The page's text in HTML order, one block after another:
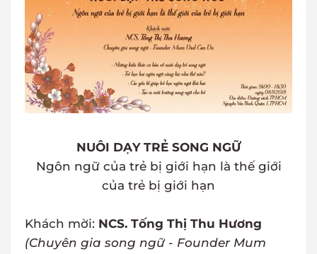
NUÔI DẠY TRẺ SONG NGỮ
Ngôn ngữ của trẻ bị giới hạn là thế giới
của trẻ bị giới hạn
Khách mời: NCS. Tống Thị Thu Hương
(Chuyên gia song ngữ - Founder Mum